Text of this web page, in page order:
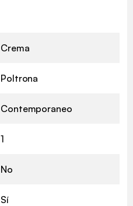
Crema
Poltrona
Contemporaneo
1
No
Sí